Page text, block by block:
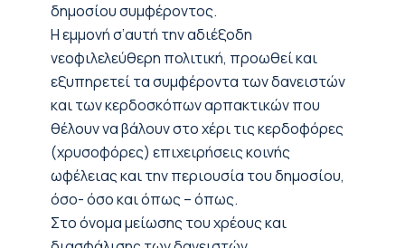
δημοσίου συμφέροντος.
Η εμμονή σ’αυτή την αδιέξοδη
νεοφιλελεύθερη πολιτική, προωθεί και
εξυπηρετεί τα συμφέροντα των δανειστών
και των κερδοσκόπων αρπακτικών που
θέλουν να βάλουν στο χέρι τις κερδοφόρες
(χρυσοφόρες) επιχειρήσεις κοινής
ωφέλειας και την περιουσία του δημοσίου,
όσο- όσο και όπως – όπως.
Στο όνομα μείωσης του χρέους και